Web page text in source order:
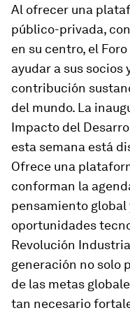
Al ofrecer una
público-privada,
en su centro, el
ayudar a sus socios
contribución
del mundo. La
Impacto del
esta semana está
Ofrece una
conforman la
pensamiento global
oportunidades
Revolución
generación no solo
de las metas
tan necesario